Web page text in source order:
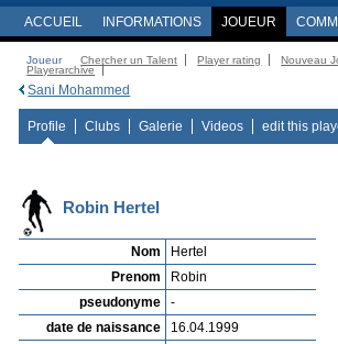
ACCUEIL INFORMATIONS JOUEUR
Joueur Chercher un Talent Player rating Nouveau
Playerarchive
Sani Mohammed
Profile Clubs Galerie Videos edit this
Robin Hertel
Nom
Hertel
Prenom
Robin
pseudonyme
-
date de naissance
16.04.1999